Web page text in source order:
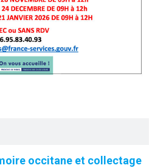
occitane et collectage